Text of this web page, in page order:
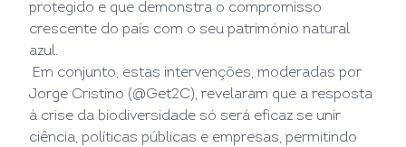
protegido e que demonstra o compromisso
crescente do país com o seu património natural
azul.
Em conjunto, estas intervenções, moderadas por
Jorge Cristino (@Get2C), revelaram que a resposta
à crise da biodiversidade só será eficaz se unir
ciência, políticas públicas e empresas, permitindo